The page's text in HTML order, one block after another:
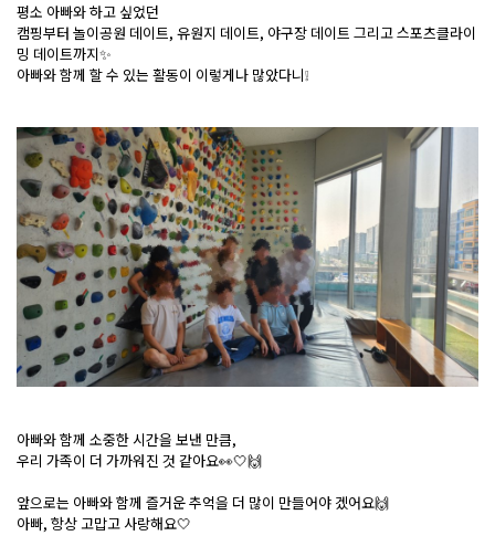
평소 아빠와 하고 싶었던
캠핑부터 놀이공원 데이트, 유원지 데이트, 야구장 데이트 그리고 스포츠클라이
밍 데이트까지✨
아빠와 함께 할 수 있는 활동이 이렇게나 많았다니❕
아빠와 함께 소중한 시간을 보낸 만큼,
우리 가족이 더 가까워진 것 같아요👀🤍🙌
앞으로는 아빠와 함께 즐거운 추억을 더 많이 만들어야 겠어요🙌
아빠, 항상 고맙고 사랑해요🤍